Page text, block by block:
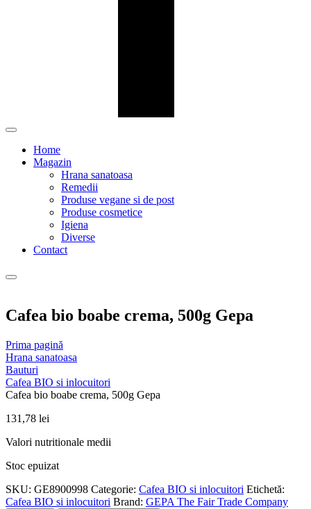
Home
Magazin
Hrana sanatoasa
Remedii
Produse vegane si de post
Produse cosmetice
Igiena
Diverse
Contact
Cafea bio boabe crema, 500g Gepa
Prima pagină
Hrana sanatoasa
Bauturi
Cafea BIO si inlocuitori
Cafea bio boabe crema, 500g Gepa
131,78 lei
Valori nutritionale medii
Stoc epuizat
SKU: GE8900998 Categorie: Cafea BIO si inlocuitori Etichetă:
Cafea BIO si inlocuitori Brand: GEPA The Fair Trade Company